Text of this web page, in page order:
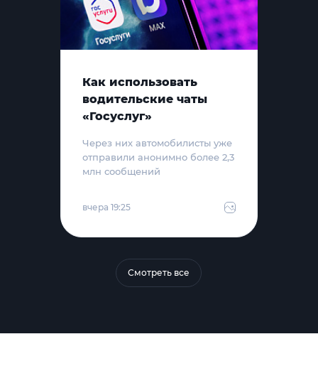
Как использовать
водительские чаты
«Госуслуг»
Через них автомобилисты уже
отправили анонимно более 2,3
млн сообщений
вчера 19:25
Смотреть все